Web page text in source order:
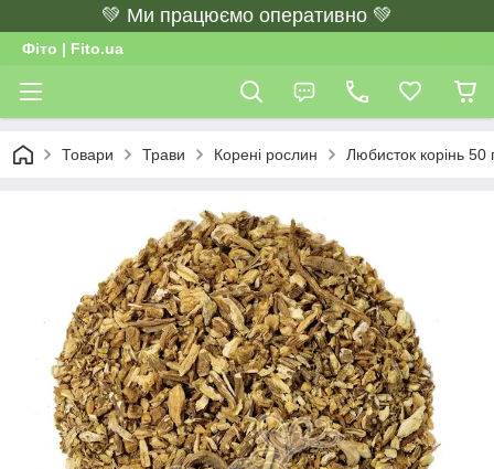
💚 Ми працюємо оперативно 💚
Фіто | Fito.ua
Товари Трави Корені рослин Любисток корінь 50